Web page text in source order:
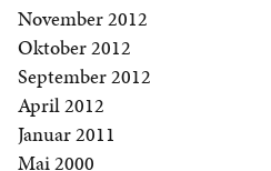
November 2012
Oktober 2012
September 2012
April 2012
Januar 2011
Mai 2000